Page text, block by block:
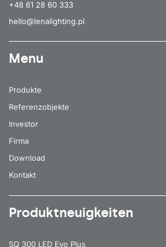
+48 61 28 60 333
hello@lenalighting.pl
Menu
Produkte
Referenzobjekte
Investor
Firma
Download
Kontakt
Produktneuigkeiten
SQ 300 LED Evo Plus